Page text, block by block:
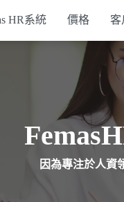
HR系統 價格 客
行政支援系統
簽核系統
打卡設備
因為專注於人資